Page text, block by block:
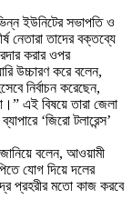
ইউনিটের সভাপতি ও
নেতারা তাদের বক্তব্যে
করার ওপর
উচ্চারণ করে বলেন,
নির্বাচন করেছেন,
এই বিষয়ে তারা জেলা
‘জিরো টলারেন্স’
বলেন, আওয়ামী
যোগ দিয়ে দলের
প্রহরীর মতো কাজ করবে